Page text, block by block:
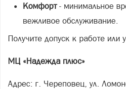
Комфорт- минимальное
вежливое обслуживание.
Получите допуск к работе или
МЦ «Надежда плюс»
Адрес: г. Череповец, ул.